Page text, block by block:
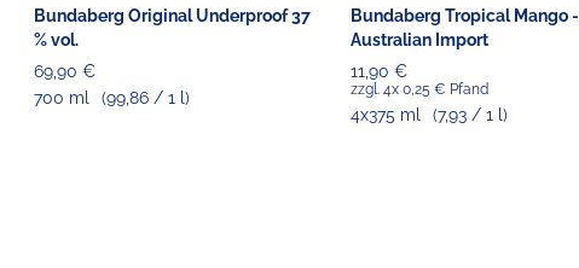
Bundaberg Original Underproof 37
% vol.
69,90 €
700 ml
(99,86 / 1 l)
Bundaberg Tropical Mango -
Australian Import
11,90 €
zzgl. 4x 0,25 € Pfand
4x375 ml (7,93 / 1 l)